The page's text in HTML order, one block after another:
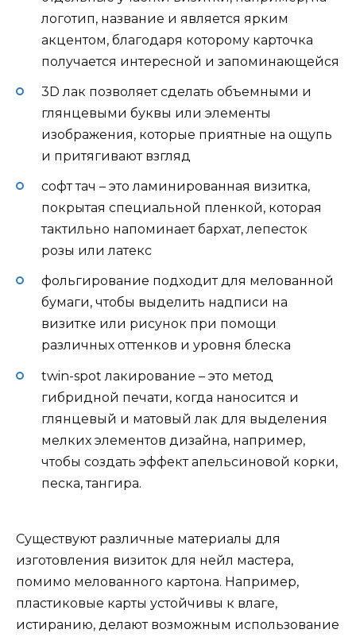
логотип, название и является ярким
акцентом, благодаря которому карточка
получается интересной и запоминающейся
3D лак позволяет сделать объемными и
глянцевыми буквы или элементы
изображения, которые приятные на ощупь
и притягивают взгляд
софт тач – это ламинированная визитка,
покрытая специальной пленкой, которая
тактильно напоминает бархат, лепесток
розы или латекс
фольгирование подходит для мелованной
бумаги, чтобы выделить надписи на
визитке или рисунок при помощи
различных оттенков и уровня блеска
twin-spot лакирование – это метод
гибридной печати, когда наносится и
глянцевый и матовый лак для выделения
мелких элементов дизайна, например,
чтобы создать эффект апельсиновой корки,
песка, тангира.
Существуют различные материалы для
изготовления визиток для нейл мастера,
помимо мелованного картона. Например,
пластиковые карты устойчивы к влаге,
истиранию, делают возможным использование